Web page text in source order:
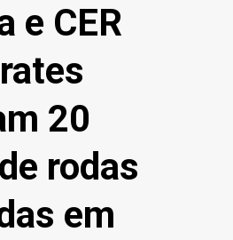
e CER
20
rodas
em